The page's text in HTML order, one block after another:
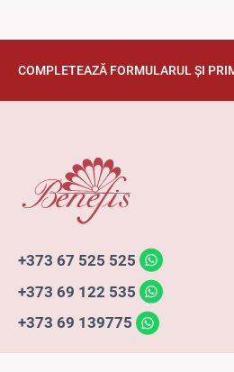
COMPLETEAZĂ FORMULARUL ȘI
+373 67 525 525
+373 69 122 535
+373 69 139775